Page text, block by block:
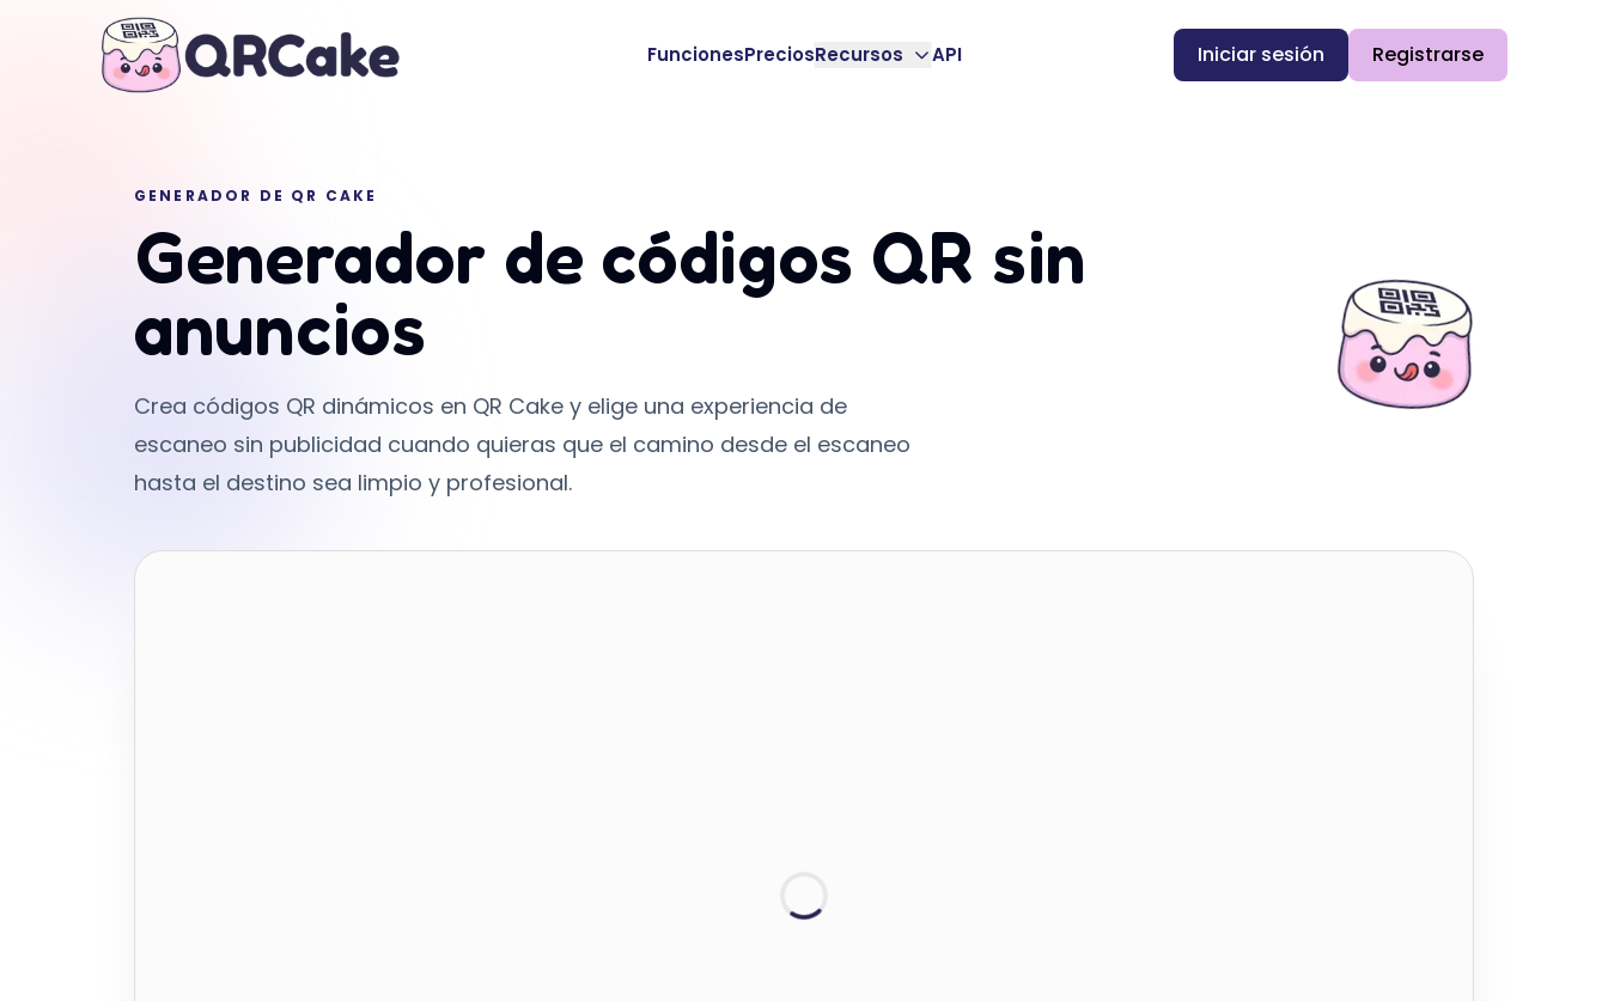
FuncionesPreciosRecursos API Iniciar sesión Registrarse
GENERADOR DE QR CAKE
Generador de códigos QR sin
anuncios
Crea códigos QR dinámicos en QR Cake y elige una experiencia de
escaneo sin publicidad cuando quieras que el camino desde el escaneo
hasta el destino sea limpio y profesional.